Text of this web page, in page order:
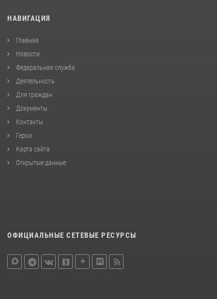
НАВИГАЦИЯ
Главная
Новости
Федеральная служба
Деятельность
Для граждан
Документы
Контакты
Герои
Карта сайта
Открытые данные
ОФИЦИАЛЬНЫЕ СЕТЕВЫЕ РЕСУРСЫ